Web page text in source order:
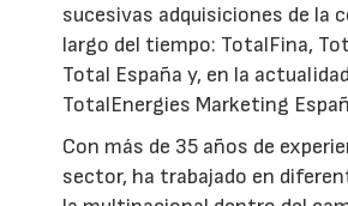
sucesivas adquisiciones de la
largo del tiempo: TotalFina,
Total España y, en la
TotalEnergies Marketing
Con más de 35 años de
sector, ha trabajado en